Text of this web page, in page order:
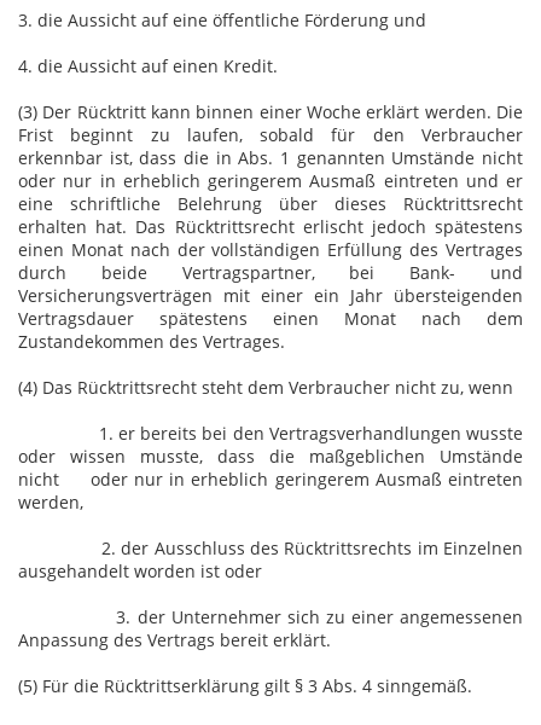
3. die Aussicht auf eine öffentliche Förderung und
4. die Aussicht auf einen Kredit.
(3) Der Rücktritt kann binnen einer Woche erklärt werden. Die
Frist beginnt zu laufen, sobald für den Verbraucher
erkennbar ist, dass die in Abs. 1 genannten Umstände nicht
oder nur in erheblich geringerem Ausmaß eintreten und er
eine schriftliche Belehrung über dieses Rücktrittsrecht
erhalten hat. Das Rücktrittsrecht erlischt jedoch spätestens
einen Monat nach der vollständigen Erfüllung des Vertrages
durch beide Vertragspartner, bei Bank- und
Versicherungsverträgen mit einer ein Jahr übersteigenden
Vertragsdauer spätestens einen Monat nach dem
Zustandekommen des Vertrages.
(4) Das Rücktrittsrecht steht dem Verbraucher nicht zu, wenn
1. er bereits bei den Vertragsverhandlungen wusste
oder wissen musste, dass die maßgeblichen Umstände
nicht oder nur in erheblich geringerem Ausmaß eintreten
werden,
2. der Ausschluss des Rücktrittsrechts im Einzelnen
ausgehandelt worden ist oder
3. der Unternehmer sich zu einer angemessenen
Anpassung des Vertrags bereit erklärt.
(5) Für die Rücktrittserklärung gilt § 3 Abs. 4 sinngemäß.